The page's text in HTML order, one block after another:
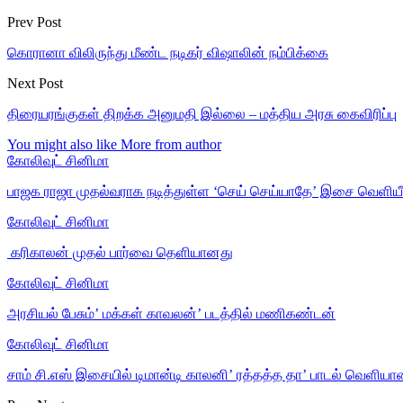
Prev Post
கொரானா விலிருந்து மீண்ட நடிகர் விஷாலின் நம்பிக்கை
Next Post
திரையரங்குகள் திறக்க அனுமதி இல்லை – மத்திய அரசு கைவிரிப்பு
You might also like More from author
கோலிவுட் சினிமா
பாஜக ராஜா முதல்வராக நடித்துள்ள ‘செய் செய்யாதே’ இசை
கோலிவுட் சினிமா
‎ கரிகாலன் முதல் பார்வை தெளியானது
கோலிவுட் சினிமா
அரசியல் பேசும்’ மக்கள் காவலன்’ படத்தில் மணிகண்டன்
கோலிவுட் சினிமா
சாம் சி.எஸ் இசையில் டிமான்டி காலனி’ ரத்தத்த தா’ பாடல்